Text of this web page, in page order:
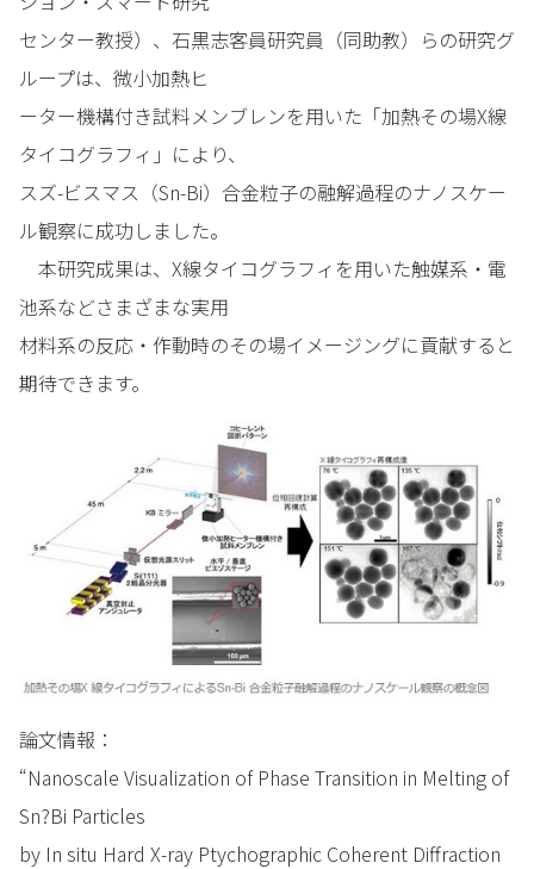
センター教授）、石黒志客員研究員（同助教）らの研究グ
ループは、微小加熱ヒ
ーター機構付き試料メンブレンを用いた「加熱その場X線
タイコグラフィ」により、
スズ-ビスマス（Sn-Bi）合金粒子の融解過程のナノスケー
ル観察に成功しました。
本研究成果は、X線タイコグラフィを用いた触媒系・電
池系などさまざまな実用
材料系の反応・作動時のその場イメージングに貢献すると
期待できます。
論文情報：
“Nanoscale Visualization of Phase Transition in Melting of
Sn?Bi Particles
by In situ Hard X-ray Ptychographic Coherent Diffraction